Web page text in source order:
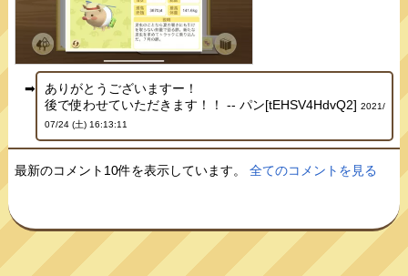
ありがとうございますー！
後で使わせていただきます！！ -- パン[tEHSV4HdvQ2] 2021/
07/24 (土) 16:13:11
最新のコメント10件を表示しています。全てのコメントを見る